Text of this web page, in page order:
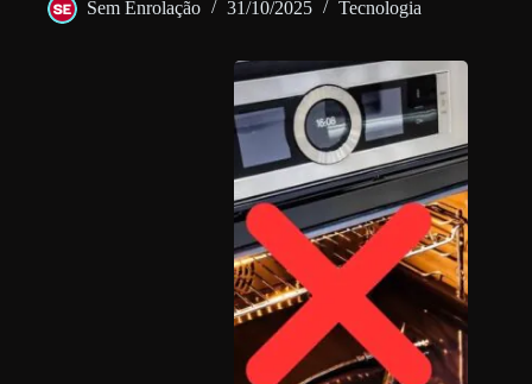
Sem Enrolação 31/10/2025 Tecnologia